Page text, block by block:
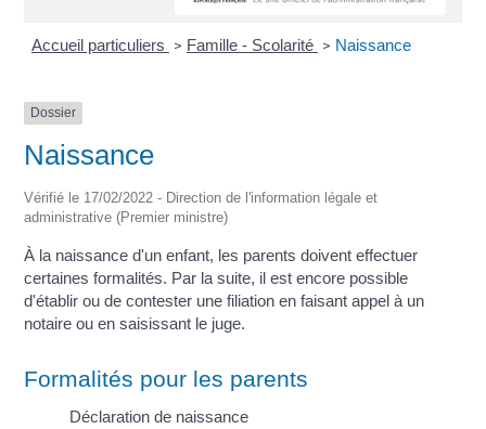
Accueil particuliers > Famille - Scolarité > Naissance
Dossier
Naissance
Vérifié le 17/02/2022 - Direction de l'information légale et
administrative (Premier ministre)
À la naissance d'un enfant, les parents doivent effectuer
certaines formalités. Par la suite, il est encore possible
d'établir ou de contester une filiation en faisant appel à un
notaire ou en saisissant le juge.
Formalités pour les parents
Déclaration de naissance